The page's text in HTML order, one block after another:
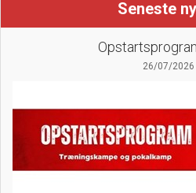
Seneste
26/07/2026